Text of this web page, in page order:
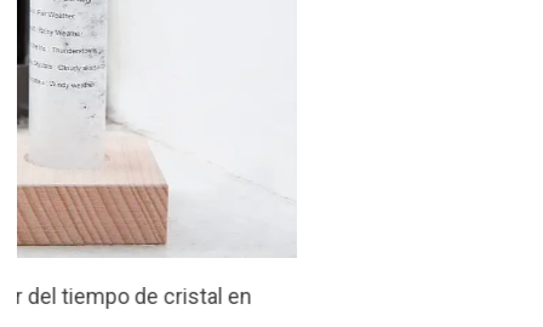
Storm Glass, el predictor del
tiempo de cristal en forma de
tubo
¿Quieres saber qué tiempo va a hacer? Hazlo
mientras le das un toque decorativo a tu casa con el
de haya.